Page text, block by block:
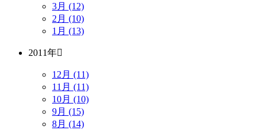
3月 (12)
2月 (10)
1月 (13)
2011年
12月 (11)
11月 (11)
10月 (10)
9月 (15)
8月 (14)